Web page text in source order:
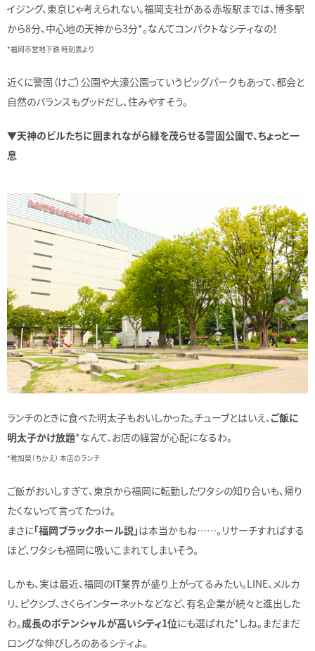
イジング、東京じゃ考えられない。福岡支社がある赤坂駅までは、博多駅
から8分、中心地の天神から3分*。なんてコンパクトなシティなの！
*福岡市営地下鉄 時刻表より
近くに警固（けご）公園や大濠公園っていうビッグパークもあって、都会と
自然のバランスもグッドだし、住みやすそう。
▼天神のビルたちに囲まれながら緑を茂らせる警固公園で、ちょっと一
息
ランチのときに食べた明太子もおいしかった。チューブとはいえ、 ご飯に
明太子かけ放題*なんて、お店の経営が心配になるわ。
*稚加榮（ちかえ） 本店のランチ
ご飯がおいしすぎて、東京から福岡に転勤したワタシの知り合いも、帰り
たくないって言ってたっけ。
まさに「福岡ブラックホール説」は本当かもね……。リサーチすればする
ほど、ワタシも福岡に吸いこまれてしまいそう。
しかも、実は最近、福岡のIT業界が盛り上がってるみたい。LINE、メルカ
リ、ピクシブ、さくらインターネットなどなど、有名企業が続々と進出した
わ。成長のポテンシャルが高いシティ1位にも選ばれた*しね。まだまだ
ロングな伸びしろのあるシティよ。